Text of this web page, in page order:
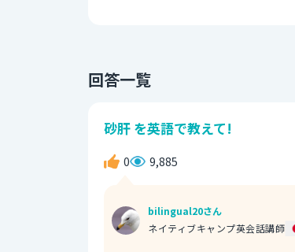
回答一覧
砂肝 を英語で教えて!
0 9,885
bilingual20さん
ネイティブキャンプ英会話講師